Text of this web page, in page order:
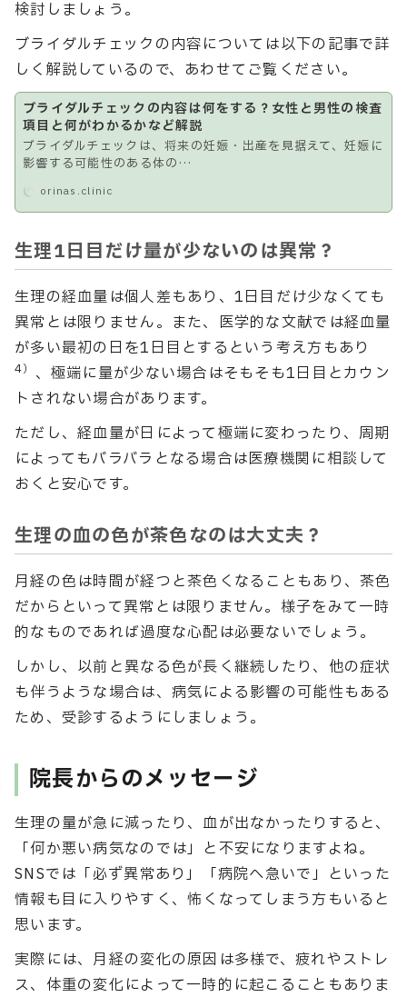
検討しましょう。
ブライダルチェックの内容については以下の記事で詳
しく解説しているので、あわせてご覧ください。
ブライダルチェックの内容は何をする？女性と男性の検査
項目と何がわかるかなど解説
ブライダルチェックは、将来の妊娠・出産を見据えて、妊娠に
影響する可能性のある体の…
orinas.clinic
生理1日目だけ量が少ないのは異常？
生理の経血量は個人差もあり、1日目だけ少なくても
異常とは限りません。また、医学的な文献では経血量
が多い最初の日を1日目とするという考え方もあり
4） 、極端に量が少ない場合はそもそも1日目とカウン
トされない場合があります。
ただし、経血量が日によって極端に変わったり、周期
によってもバラバラとなる場合は医療機関に相談して
おくと安心です。
生理の血の色が茶色なのは大丈夫？
月経の色は時間が経つと茶色くなることもあり、茶色
だからといって異常とは限りません。様子をみて一時
的なものであれば過度な心配は必要ないでしょう。
しかし、以前と異なる色が長く継続したり、他の症状
も伴うような場合は、病気による影響の可能性もある
ため、受診するようにしましょう。
院長からのメッセージ
生理の量が急に減ったり、血が出なかったりすると、
「何か悪い病気なのでは」と不安になりますよね。
SNSでは「必ず異常あり」「病院へ急いで」といった
情報も目に入りやすく、怖くなってしまう方もいると
思います。
実際には、月経の変化の原因は多様で、疲れやストレ
ス、体重の変化によって一時的に起こることもありま